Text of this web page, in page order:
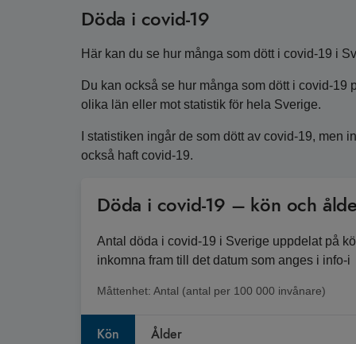
Döda i covid-19
Här kan du se hur många som dött i covid-19 i
Du kan också se hur många som dött i covid-
olika län eller mot statistik för hela Sverige.
I statistiken ingår de som dött av covid-19, men
också haft covid-19.
Döda i covid-19 – kön och
Antal döda i covid-19 i Sverige uppdelat på
inkomna fram till det datum som anges i info-i
Måttenhet: Antal (antal per 100 000 invånare)
Kön Ålder